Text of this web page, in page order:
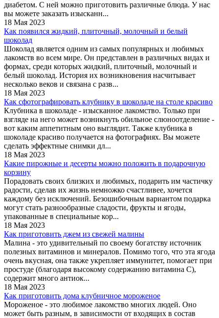
диабетом. С ней можно приготовить различные блюда. У нас
вы можете заказать изысканн...
18 Мая 2023
Как появился жидкий, плиточный, молочный и белый
шоколад
Шоколад является одним из самых популярных и любимых
лакомств во всем мире. Он представлен в различных видах и
формах, среди которых жидкий, плиточный, молочный и
белый шоколад. История их возникновения насчитывает
несколько веков и связана с разв...
18 Мая 2023
Как сфотографировать клубнику в шоколаде на столе красиво
Клубника в шоколаде - изысканное лакомство. Только при
взгляде на него может возникнуть обильное слюноотделение -
вот каким аппетитным оно выглядит. Также клубника в
шоколаде красиво получается на фотографиях. Вы можете
сделать эффектные снимки дл...
18 Мая 2023
Какие пирожные и десерты можно положить в подарочную
корзину
Порадовать своих близких и любимых, подарить им частичку
радости, сделав их жизнь немножко счастливее, хочется
каждому без исключений. Безошибочным вариантом подарка
могут стать разнообразные сладости, фрукты и ягоды,
упакованные в специальные кор...
18 Мая 2023
Как приготовить джем из свежей малины
Малина - это удивительный по своему богатству источник
полезных витаминов и минералов. Помимо того, что эта ягода
очень вкусная, она также укрепляет иммунитет, помогает при
простуде (благодаря высокому содержанию витамина С),
содержит много антиок...
18 Мая 2023
Как приготовить дома клубничное мороженое
Мороженое - это любимое лакомство многих людей. Оно
может быть разным, в зависимости от входящих в состав